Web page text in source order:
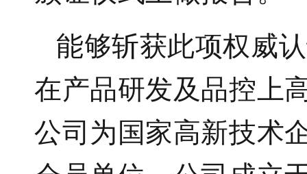
能够斩获此项权威
在产品研发及品控上
公司为国家高新技术